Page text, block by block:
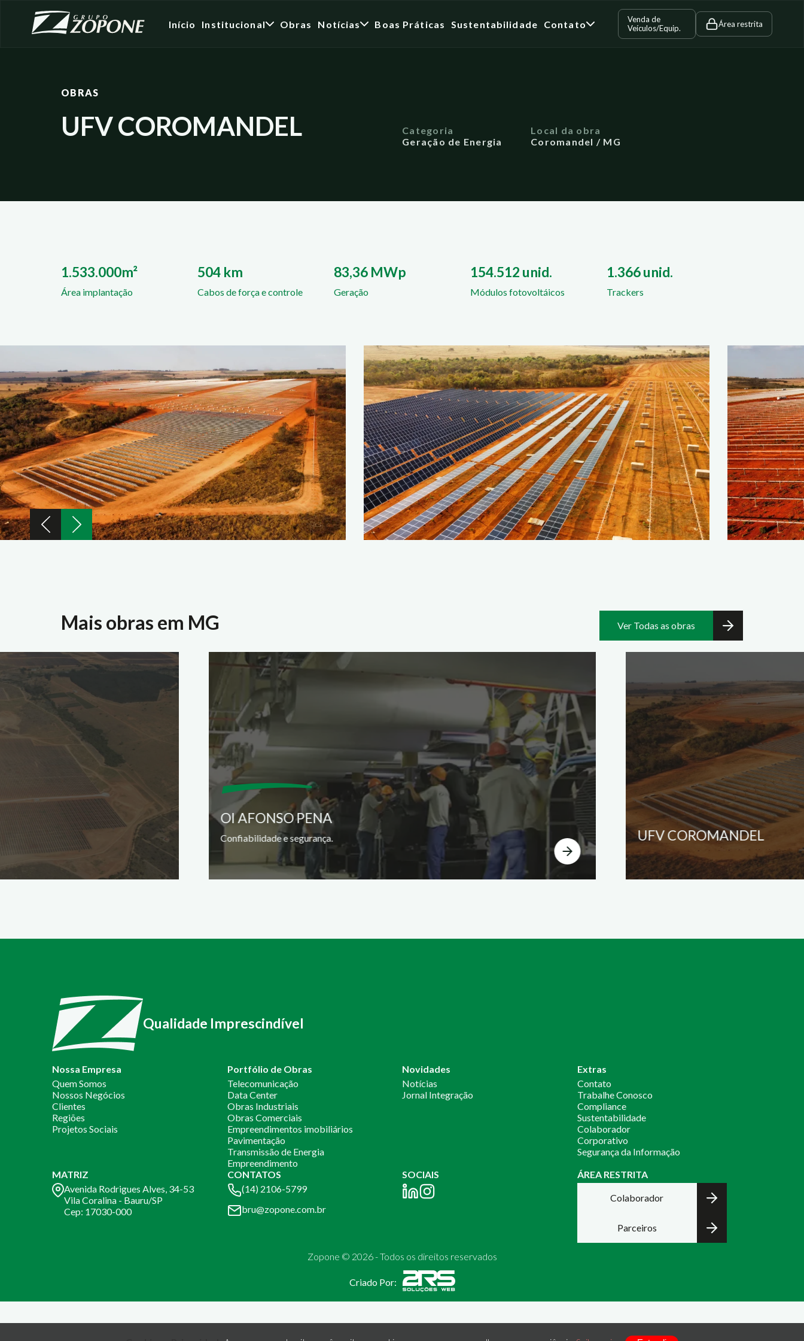
Início Institucional Obras Notícias Boas Práticas Sustentabilidade Contato
Venda de
Veículos/Equip.
Área restrita
OBRAS
UFV COROMANDEL
Categoria
Geração de Energia
Local da obra
Coromandel / MG
1.533.000m²
Área implantação
504 km
Cabos de força e controle
83,36 MWp
Geração
154.512 unid.
Módulos fotovoltáicos
1.366 unid.
Trackers
Mais obras em MG Ver Todas as obras
OI AFONSO PENA
Confiabilidade e segurança. UFV COROMANDEL
Qualidade Imprescindível
Nossa Empresa
Quem Somos
Nossos Negócios
Clientes
Regiões
Projetos Sociais
Portfólio de Obras
Telecomunicação
Data Center
Obras Industriais
Obras Comerciais
Empreendimentos imobiliários
Pavimentação
Transmissão de Energia
Empreendimento
Novidades
Notícias
Jornal Integração
Extras
Contato
Trabalhe Conosco
Compliance
Sustentabilidade
Colaborador
Corporativo
Segurança da Informação
MATRIZ
Avenida Rodrigues Alves, 34-53
Vila Coralina - Bauru/SP
Cep: 17030-000
CONTATOS
(14) 2106-5799
bru@zopone.com.br
SOCIAIS ÁREA RESTRITA
Colaborador
Parceiros
Zopone © 2026 - Todos os direitos reservados
Criado Por: